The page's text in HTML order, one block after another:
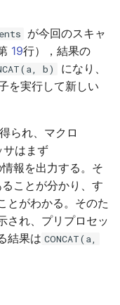
が今回のスキャ
19行），結果の
b)
になり、
を実行して新しい
られ、マクロ
サはまず
報を出力する。そ
ことが分かり、す
とがわかる。そのた
され、プリプロセッ
結果は CONCAT(a,